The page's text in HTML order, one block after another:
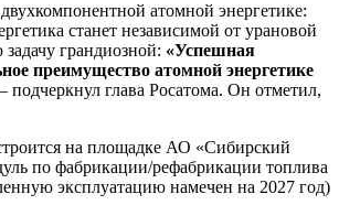
атомной энергетике:
станет независимой от урановой
грандиозной: «Успешная
преимущество атомной энергетике
​подчеркнул глава Росатома. Он отметил,
на площадке АО «Сибирский
по фабрикации/рефабрикации топлива
эксплуатацию намечен на 2027 год)